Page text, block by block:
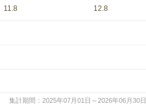
11.8 12.8
集計期間：2025年07月01日～2026年06月30日